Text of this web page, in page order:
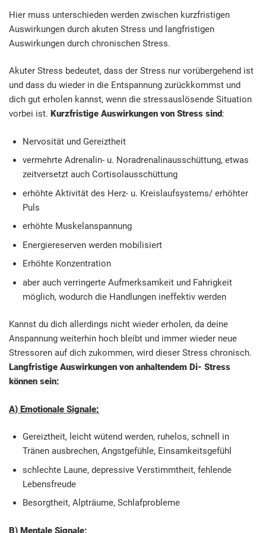
Hier muss unterschieden werden zwischen kurzfristigen
Auswirkungen durch akuten Stress und langfristigen
Auswirkungen durch chronischen Stress.
Akuter Stress bedeutet, dass der Stress nur vorübergehend ist
und dass du wieder in die Entspannung zurückkommst und
dich gut erholen kannst, wenn die stressauslösende Situation
vorbei ist. Kurzfristige Auswirkungen von Stress sind:
Nervosität und Gereiztheit
vermehrte Adrenalin- u. Noradrenalinausschüttung, etwas
zeitversetzt auch Cortisolausschüttung
erhöhte Aktivität des Herz- u. Kreislaufsystems/ erhöhter
Puls
erhöhte Muskelanspannung
Energiereserven werden mobilisiert
Erhöhte Konzentration
aber auch verringerte Aufmerksamkeit und Fahrigkeit
möglich, wodurch die Handlungen ineffektiv werden
Kannst du dich allerdings nicht wieder erholen, da deine
Anspannung weiterhin hoch bleibt und immer wieder neue
Stressoren auf dich zukommen, wird dieser Stress chronisch.
Langfristige Auswirkungen von anhaltendem Di- Stress
können sein:
A) Emotionale Signale:
Gereiztheit, leicht wütend werden, ruhelos, schnell in
Tränen ausbrechen, Angstgefühle, Einsamkeitsgefühl
schlechte Laune, depressive Verstimmtheit, fehlende
Lebensfreude
Besorgtheit, Alpträume, Schlafprobleme
B) Mentale Signale: